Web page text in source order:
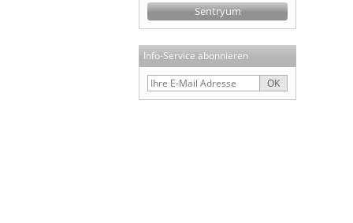
Sentryum
Info-Service abonnieren
OK